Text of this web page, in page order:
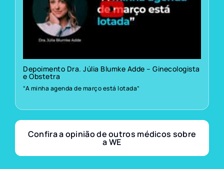
Depoimento Dra. Júlia Blumke Adde – Ginecologista
e Obstetra
“A minha agenda de março está lotada”
Confira a opinião de outros médicos sobre
a WE